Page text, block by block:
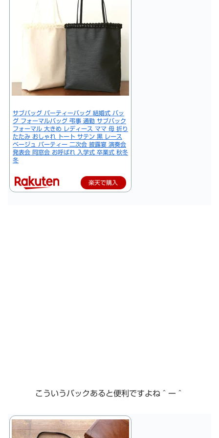
サブバッグ パーティーバッグ 結婚式 バッ
グ フォーマルバッグ 弔事 通勤 サブバック
フォーマル 大きめ レディース ママ 母 折り
たたみ おしゃれ トート サテン 黒 レース
ベージュ パーティー 二次会 披露宴 演奏会
発表会 同窓会 お呼ばれ 入学式 卒業式 秋冬
冬
楽天で購入
こういうバックあると便利ですよね＾ー＾